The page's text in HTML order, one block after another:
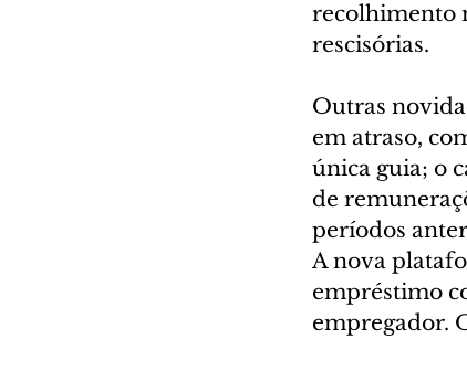
recolhimento
rescisórias.
Outras
em atraso,
única guia; o
de
períodos
A nova
empréstimo
empregador.